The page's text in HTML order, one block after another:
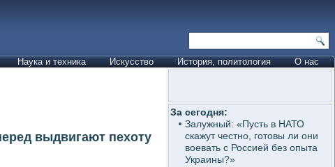
Наука и техника Искусство История, политология О нас
выдвигают пехоту
За сегодня:
Залужный: «Пусть в НАТО
скажут честно, готовы ли они
воевать с Россией без опыта
Украины?»